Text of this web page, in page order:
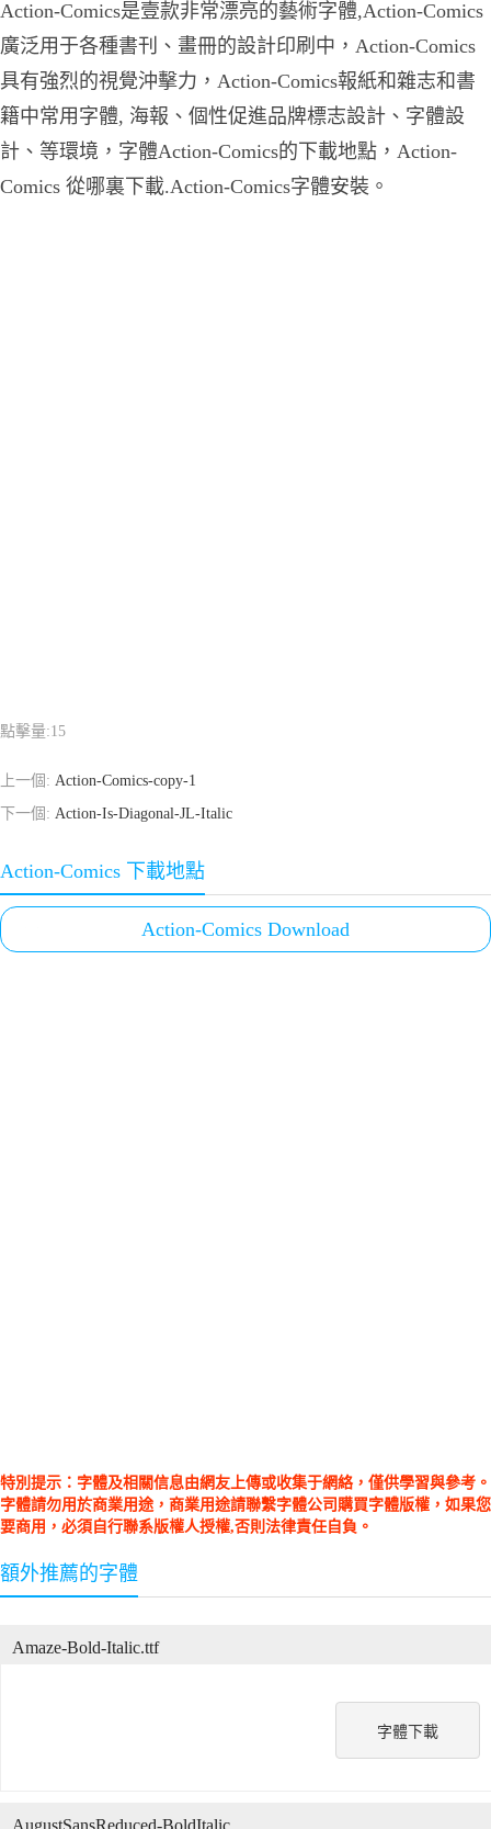
Action-Comics是壹款非常漂亮的藝術字體,Action-Comics
廣泛用于各種書刊、畫冊的設計印刷中，Action-Comics
具有強烈的視覺沖擊力，Action-Comics報紙和雜志和書
籍中常用字體, 海報、個性促進品牌標志設計、字體設
計、等環境，字體Action-Comics的下載地點，Action-
Comics 從哪裏下載.Action-Comics字體安裝。
點擊量:15
上一個: Action-Comics-copy-1
下一個: Action-Is-Diagonal-JL-Italic
Action-Comics 下載地點
Action-Comics Download
特別提示：字體及相關信息由網友上傳或收集于網絡，僅供學習與參考。
字體請勿用於商業用途，商業用途請聯繫字體公司購買字體版權，如果您
要商用，必須自行聯系版權人授權,否則法律責任自負。
額外推薦的字體
字體下載
Amaze-Bold-Italic.ttf
AugustSansReduced-BoldItalic